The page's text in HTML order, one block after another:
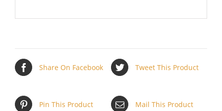
Share On Facebook Tweet This Product
Pin This Product Mail This Product